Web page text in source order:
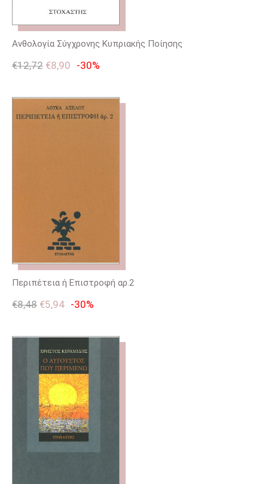
Ανθολογία Σύγχρονης Κυπριακής Ποίησης
€12,72 €8,90 -30%
Περιπέτεια ή Επιστροφή αρ.2
€8,48 €5,94 -30%